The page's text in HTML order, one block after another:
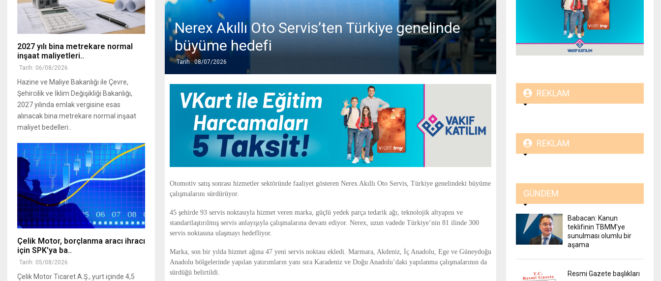
Nerex Akıllı Oto Servis’ten Türkiye genelinde
büyüme hedefi
Tarih : 08/07/2026
Otomotiv satış sonrası hizmetler sektöründe faaliyet gösteren Nerex Akıllı Oto Servis, Türkiye genelindeki büyüme
çalışmalarını sürdürüyor.
45 şehirde 93 servis noktasıyla hizmet veren marka, güçlü yedek parça tedarik ağı, teknolojik altyapısı ve
standartlaştırılmış servis anlayışıyla çalışmalarına devam ediyor. Nerex, uzun vadede Türkiye’nin 81 ilinde 300
servis noktasına ulaşmayı hedefliyor.
Marka, son bir yılda hizmet ağına 47 yeni servis noktası ekledi. Marmara, Akdeniz, İç Anadolu, Ege ve Güneydoğu
Anadolu bölgelerinde yapılan yatırımların yanı sıra Karadeniz ve Doğu Anadolu’daki yapılanma çalışmalarının da
sürdüğü belirtildi.
2027 yılı bina metrekare normal
inşaat maliyetleri..
Tarih: 06/08/2026
Hazine ve Maliye Bakanlığı ile Çevre,
Şehircilik ve İklim Değişikliği Bakanlığı,
2027 yılında emlak vergisine esas
alınacak bina metrekare normal inşaat
maliyet bedelleri..
Çelik Motor, borçlanma aracı ihracı
için SPK'ya ba..
Tarih: 05/08/2026
Çelik Motor Ticaret A.Ş., yurt içinde 4,5
REKLAM
REKLAM
GÜNDEM
Babacan: Kanun
teklifinin TBMM'ye
sunulması olumlu bir
aşama
Resmi Gazete başlıkları